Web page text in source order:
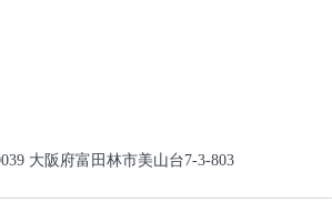
大阪府富田林市美山台7-3-803